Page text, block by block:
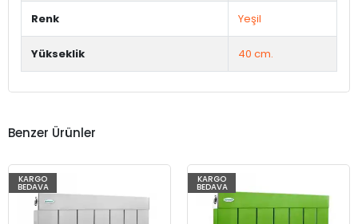
Renk Yeşil
Yükseklik 40 cm.
Benzer Ürünler
KARGO
BEDAVA
KARGO
BEDAVA